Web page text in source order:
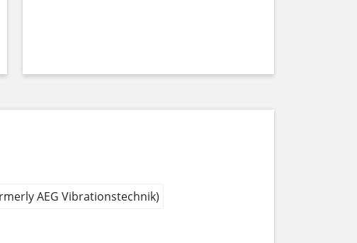
AEG Vibrationstechnik)